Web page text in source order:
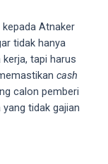
Atnaker
tidak hanya
tapi harus
cash
calon pemberi
tidak gajian